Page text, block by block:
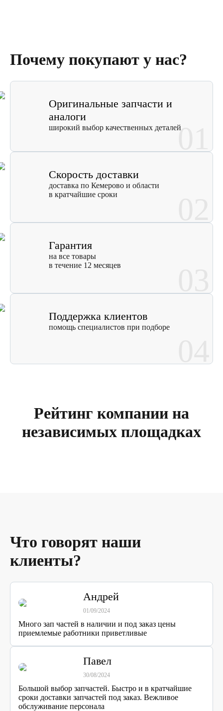
Почему покупают у нас?
Оригинальные запчасти и
аналоги
широкий выбор качественных деталей01
Скорость доставки
доставка по Кемерово и области
в кратчайшие сроки
Гарантия
на все товары
в течение 12 месяцев
Поддержка клиентов
помощь специалистов при подборе
Рейтинг компании на
независимых площадках
Что говорят наши
клиенты?
Андрей
01/09/2024
Много зап частей в наличии и под заказ цены
приемлемые работники приветливые
Павел
30/08/2024
Большой выбор запчастей. Быстро и в кратчайшие
сроки доставки запчастей под заказ. Вежливое
обслуживание персонала